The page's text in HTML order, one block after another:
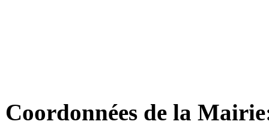
Coordonnées de la